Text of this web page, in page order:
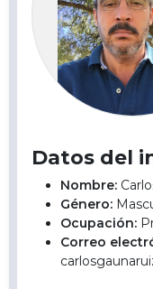
Datos del
Nombre:
Género:
Ocupación:
Correo